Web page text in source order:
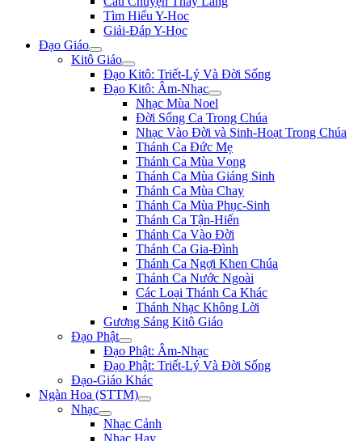
Tìm Hiểu Y-Hoc
Giải-Đáp Y-Học
Đạo Giáo
Kitô Giáo
Đạo Kitô: Triết-Lý Và Đời Sống
Đạo Kitô: Âm-Nhạc
Nhạc Mùa Noel
Đời Sống Ca Trong Chúa
Nhạc Vào Đời và Sinh-Hoạt Trong Chúa
Thánh Ca Đức Mẹ
Thánh Ca Mùa Vọng
Thánh Ca Mùa Giáng Sinh
Thánh Ca Mùa Chay
Thánh Ca Mùa Phục-Sinh
Thánh Ca Tận-Hiến
Thánh Ca Vào Đời
Thánh Ca Gia-Đình
Thánh Ca Ngợi Khen Chúa
Thánh Ca Nước Ngoài
Các Loại Thánh Ca Khác
Thánh Nhạc Không Lời
Gương Sáng Kitô Giáo
Đạo Phật
Đạo Phật: Âm-Nhạc
Đạo Phật: Triết-Lý Và Đời Sống
Đạo-Giáo Khác
Ngàn Hoa (STTM)
Nhạc
Nhạc Cảnh
Nhạc Hay